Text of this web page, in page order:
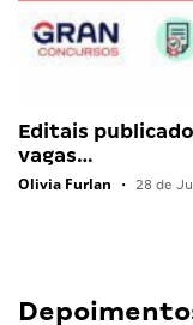
Editais
vagas…
Olivia Furlan • 28 de